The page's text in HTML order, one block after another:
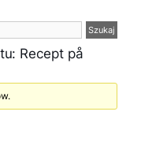
Recept på